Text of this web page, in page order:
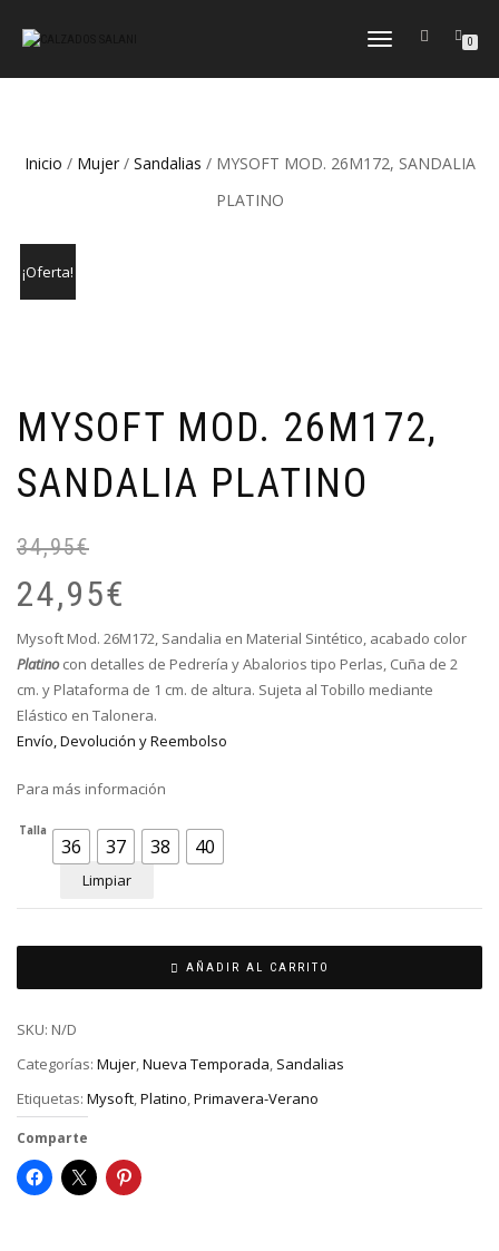
CAMBIAR
0
Inicio / Mujer/ Sandalias / MYSOFT MOD. 26M172, SANDALIA
PLATINO
¡Oferta!
MYSOFT MOD. 26M172,
SANDALIA PLATINO
34,95€
24,95€
Mysoft Mod. 26M172, Sandalia en Material Sintético, acabado color
Platinocon detalles de Pedrería y Abalorios tipo Perlas, Cuña de 2
cm. y Plataforma de 1 cm. de altura. Sujeta al Tobillo mediante
Elástico en Talonera.
Envío, Devolución y Reembolso
Para más información
Talla
36 37 38 40
Limpiar
AÑADIR AL CARRITO
SKU: N/D
Categorías: Mujer,Nueva Temporada, Sandalias
Etiquetas: Mysoft,Platino,Primavera-Verano
Comparte